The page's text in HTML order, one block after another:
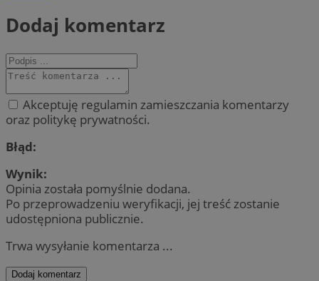
Dodaj komentarz
Akceptuję regulamin zamieszczania komentarzy
oraz politykę prywatności.
Błąd:
Wynik:
Opinia została pomyślnie dodana.
Po przeprowadzeniu weryfikacji, jej treść zostanie
udostępniona publicznie.
Trwa wysyłanie komentarza ...
Dodaj komentarz